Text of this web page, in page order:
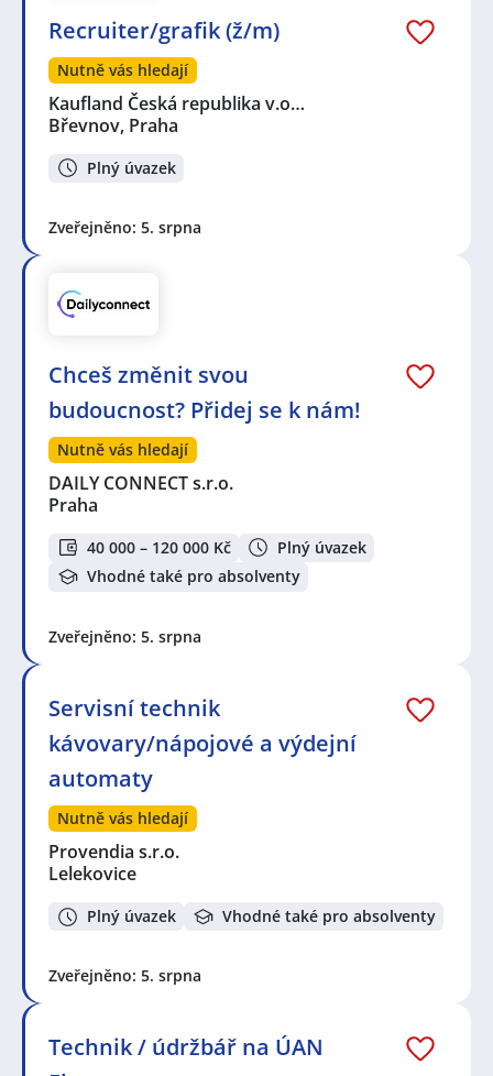
Recruiter/grafik (ž/m)
Nutně vás hledají
Kaufland Česká republika v.o…
Břevnov, Praha
Plný úvazek
Zveřejněno: 5. srpna
Chceš změnit svou
budoucnost? Přidej se k nám!
Nutně vás hledají
DAILY CONNECT s.r.o.
Praha
40 000 – 120 000 Kč
Plný úvazek
Vhodné také pro absolventy
Zveřejněno: 5. srpna
Servisní technik
kávovary/nápojové a výdejní
automaty
Nutně vás hledají
Provendia s.r.o.
Lelekovice
Plný úvazek Vhodné také pro absolventy
Zveřejněno: 5. srpna
Technik / údržbář na ÚAN